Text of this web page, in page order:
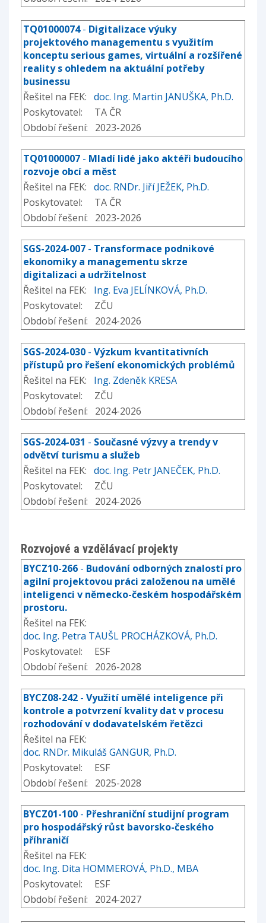
TQ01000074- Digitalizace výuky
projektového managementu s využitím
konceptu serious games, virtuální a rozšířené
reality s ohledem na aktuální potřeby
businessu
Řešitel na FEK: doc. Ing. Martin JANUŠKA, Ph.D.
Poskytovatel: TA ČR
Období řešení: 2023-2026
TQ01000007 - Mladí lidé jako aktéři budoucího
rozvoje obcí a měst
Řešitel na FEK: doc. RNDr. Jiří JEŽEK, Ph.D.
Poskytovatel: TA ČR
Období řešení: 2023-2026
SGS-2024-007 - Transformace podnikové
ekonomiky a managementu skrze
digitalizaci a udržitelnost
Řešitel na FEK: Ing. Eva JELÍNKOVÁ, Ph.D.
Poskytovatel: ZČU
Období řešení: 2024-2026
SGS-2024-030 - Výzkum kvantitativních
přístupů pro řešení ekonomických problémů
Řešitel na FEK: Ing. Zdeněk KRESA
Poskytovatel: ZČU
Období řešení: 2024-2026
SGS-2024-031 - Současné výzvy a trendy v
odvětví turismu a služeb
Řešitel na FEK: doc. Ing. Petr JANEČEK, Ph.D.
Poskytovatel: ZČU
Období řešení: 2024-2026
Rozvojové a vzdělávací projekty
BYCZ10-266 - Budování odborných znalostí pro
agilní projektovou práci založenou na umělé
inteligenci v německo-českém hospodářském
prostoru.
Řešitel na FEK:
doc. Ing. Petra TAUŠL PROCHÁZKOVÁ, Ph.D.
Poskytovatel: ESF
Období řešení: 2026-2028
BYCZ08-242 - Využití umělé inteligence při
kontrole a potvrzení kvality dat v procesu
rozhodování v dodavatelském řetězci
Řešitel na FEK:
doc. RNDr. Mikuláš GANGUR, Ph.D.
Poskytovatel: ESF
Období řešení: 2025-2028
BYCZ01-100 - Přeshraniční studijní program
pro hospodářský růst bavorsko-českého
příhraničí
Řešitel na FEK:
doc. Ing. Dita HOMMEROVÁ, Ph.D., MBA
Poskytovatel: ESF
Období řešení: 2024-2027